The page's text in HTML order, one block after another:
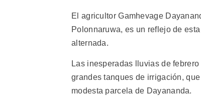
El agricultor Gamhevage
Polonnaruwa, es un reflejo de
alternada.
Las inesperadas lluvias de
grandes tanques de irrigación,
modesta parcela de Dayananda.